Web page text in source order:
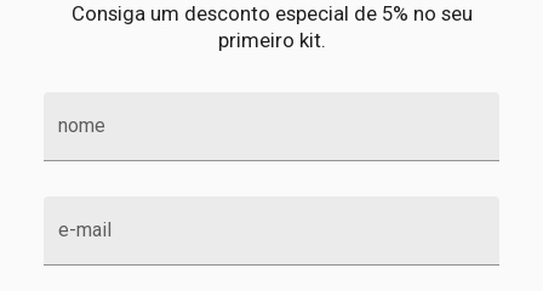
Consiga um desconto especial de 5% no seu
primeiro kit.
nome
e-mail